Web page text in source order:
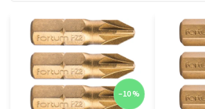
–10 %